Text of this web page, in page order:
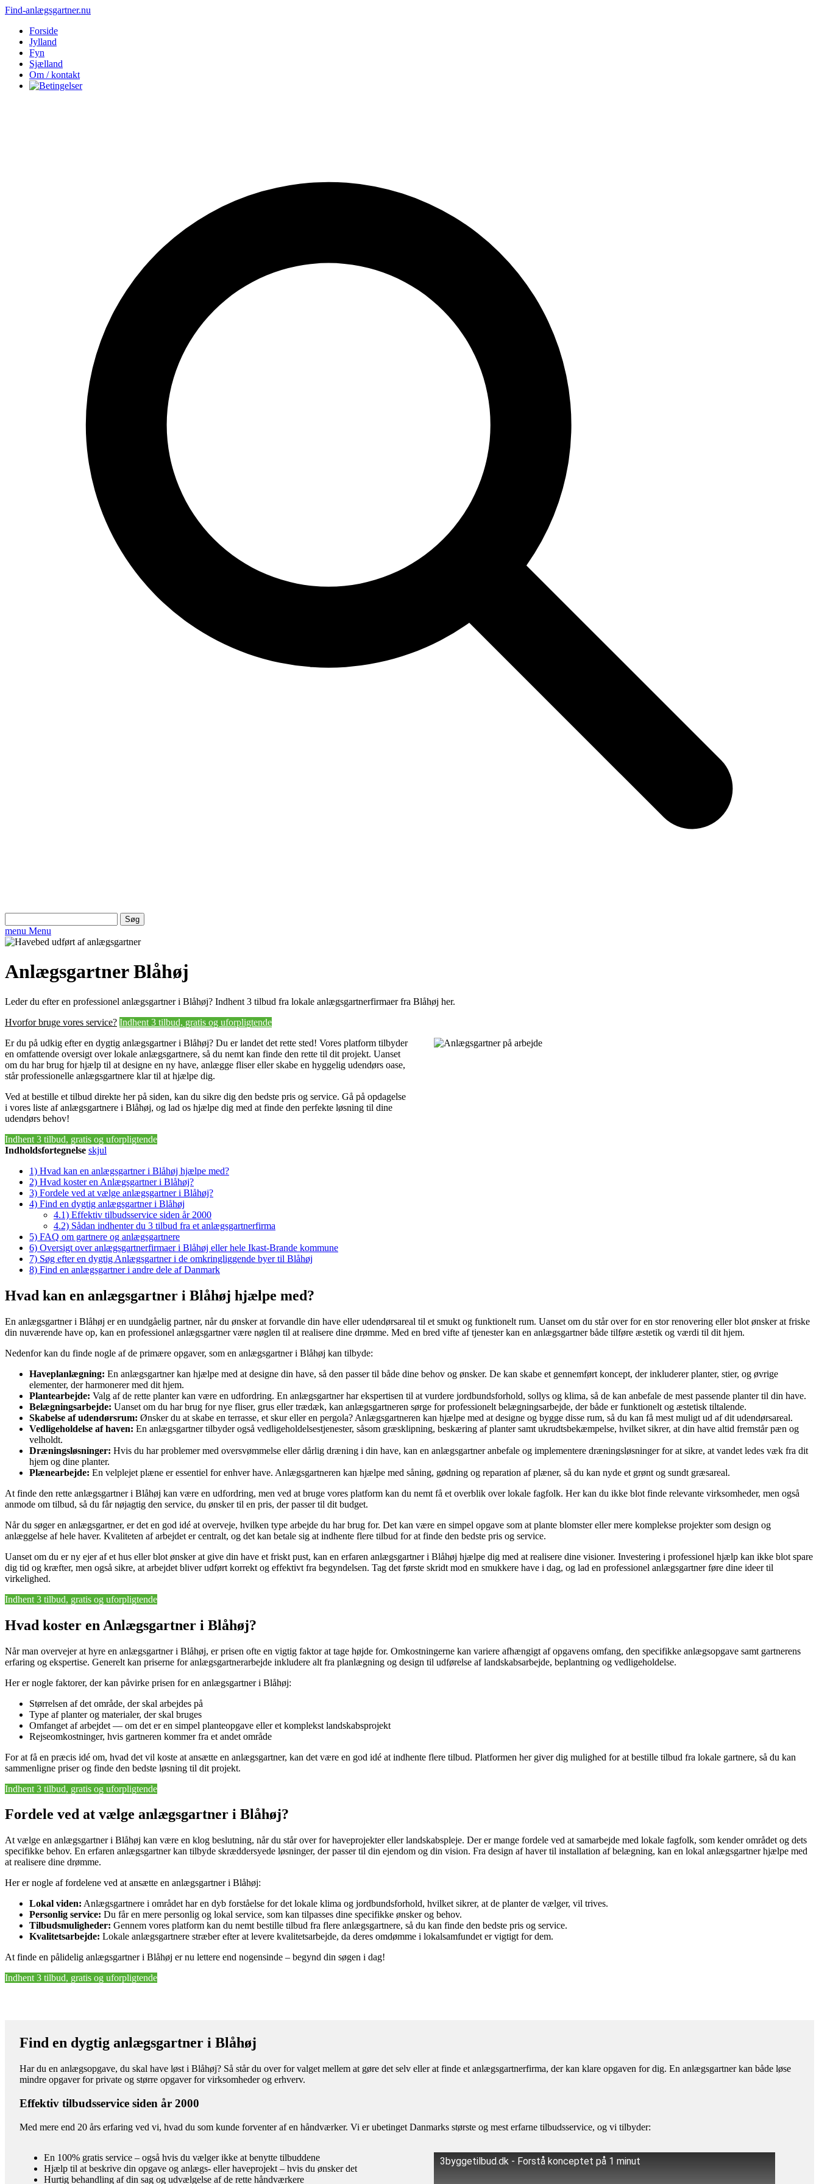
Find-anlægsgartner.nu
Forside
Jylland
Fyn
Sjælland
Om / kontakt
efter:
menu Menu
Anlægsgartner Blåhøj
Leder du efter en professionel anlægsgartner i Blåhøj? Indhent 3 tilbud fra lokale anlægsgartnerfirmaer fra Blåhøj her.
Hvorfor bruge vores service? Indhent 3 tilbud, gratis og uforpligtende
Er du på udkig efter en dygtig anlægsgartner i Blåhøj? Du er landet det rette sted! Vores platform tilbyder
en omfattende oversigt over lokale anlægsgartnere, så du nemt kan finde den rette til dit projekt. Uanset
om du har brug for hjælp til at designe en ny have, anlægge fliser eller skabe en hyggelig udendørs oase,
står professionelle anlægsgartnere klar til at hjælpe dig.
Ved at bestille et tilbud direkte her på siden, kan du sikre dig den bedste pris og service. Gå på opdagelse
i vores liste af anlægsgartnere i Blåhøj, og lad os hjælpe dig med at finde den perfekte løsning til dine
udendørs behov!
Indhent 3 tilbud, gratis og uforpligtende
Indholdsfortegnelse skjul
1) Hvad kan en anlægsgartner i Blåhøj hjælpe med?
2) Hvad koster en Anlægsgartner i Blåhøj?
3) Fordele ved at vælge anlægsgartner i Blåhøj?
4) Find en dygtig anlægsgartner i Blåhøj
4.1) Effektiv tilbudsservice siden år 2000
4.2) Sådan indhenter du 3 tilbud fra et anlægsgartnerfirma
5) FAQ om gartnere og anlægsgartnere
6) Oversigt over anlægsgartnerfirmaer i Blåhøj eller hele Ikast-Brande kommune
7) Søg efter en dygtig Anlægsgartner i de omkringliggende byer til Blåhøj
8) Find en anlægsgartner i andre dele af Danmark
Hvad kan en anlægsgartner i Blåhøj hjælpe med?
En anlægsgartner i Blåhøj er en uundgåelig partner, når du ønsker at forvandle din have eller udendørsareal til et smukt og funktionelt rum. Uanset om du står over for en stor renovering eller blot ønsker at friske
din nuværende have op, kan en professionel anlægsgartner være nøglen til at realisere dine drømme. Med en bred vifte af tjenester kan en anlægsgartner både tilføre æstetik og værdi til dit hjem.
Nedenfor kan du finde nogle af de primære opgaver, som en anlægsgartner i Blåhøj kan tilbyde:
Haveplanlægning: En anlægsgartner kan hjælpe med at designe din have, så den passer til både dine behov og ønsker. De kan skabe et gennemført koncept, der inkluderer planter, stier, og øvrige
elementer, der harmonerer med dit hjem.
Plantearbejde: Valg af de rette planter kan være en udfordring. En anlægsgartner har ekspertisen til at vurdere jordbundsforhold, sollys og klima, så de kan anbefale de mest passende planter til din have.
Belægningsarbejde: Uanset om du har brug for nye fliser, grus eller trædæk, kan anlægsgartneren sørge for professionelt belægningsarbejde, der både er funktionelt og æstetisk tiltalende.
Skabelse af udendørsrum: Ønsker du at skabe en terrasse, et skur eller en pergola? Anlægsgartneren kan hjælpe med at designe og bygge disse rum, så du kan få mest muligt ud af dit udendørsareal.
Vedligeholdelse af haven: En anlægsgartner tilbyder også vedligeholdelsestjenester, såsom græsklipning, beskæring af planter samt ukrudtsbekæmpelse, hvilket sikrer, at din have altid fremstår pæn og
velholdt.
Dræningsløsninger: Hvis du har problemer med oversvømmelse eller dårlig dræning i din have, kan en anlægsgartner anbefale og implementere dræningsløsninger for at sikre, at vandet ledes væk fra dit
hjem og dine planter.
Plænearbejde: En velplejet plæne er essentiel for enhver have. Anlægsgartneren kan hjælpe med såning, gødning og reparation af plæner, så du kan nyde et grønt og sundt græsareal.
At finde den rette anlægsgartner i Blåhøj kan være en udfordring, men ved at bruge vores platform kan du nemt få et overblik over lokale fagfolk. Her kan du ikke blot finde relevante virksomheder, men også
anmode om tilbud, så du får nøjagtig den service, du ønsker til en pris, der passer til dit budget.
Når du søger en anlægsgartner, er det en god idé at overveje, hvilken type arbejde du har brug for. Det kan være en simpel opgave som at plante blomster eller mere komplekse projekter som design og
anlæggelse af hele haver. Kvaliteten af arbejdet er centralt, og det kan betale sig at indhente flere tilbud for at finde den bedste pris og service.
Uanset om du er ny ejer af et hus eller blot ønsker at give din have et friskt pust, kan en erfaren anlægsgartner i Blåhøj hjælpe dig med at realisere dine visioner. Investering i professionel hjælp kan ikke blot spare
dig tid og kræfter, men også sikre, at arbejdet bliver udført korrekt og effektivt fra begyndelsen. Tag det første skridt mod en smukkere have i dag, og lad en professionel anlægsgartner føre dine ideer til
virkelighed.
Indhent 3 tilbud, gratis og uforpligtende
Hvad koster en Anlægsgartner i Blåhøj?
Når man overvejer at hyre en anlægsgartner i Blåhøj, er prisen ofte en vigtig faktor at tage højde for. Omkostningerne kan variere afhængigt af opgavens omfang, den specifikke anlægsopgave samt gartnerens
erfaring og ekspertise. Generelt kan priserne for anlægsgartnerarbejde inkludere alt fra planlægning og design til udførelse af landskabsarbejde, beplantning og vedligeholdelse.
Her er nogle faktorer, der kan påvirke prisen for en anlægsgartner i Blåhøj:
Størrelsen af det område, der skal arbejdes på
Type af planter og materialer, der skal bruges
Omfanget af arbejdet — om det er en simpel planteopgave eller et komplekst landskabsprojekt
Rejseomkostninger, hvis gartneren kommer fra et andet område
For at få en præcis idé om, hvad det vil koste at ansætte en anlægsgartner, kan det være en god idé at indhente flere tilbud. Platformen her giver dig mulighed for at bestille tilbud fra lokale gartnere, så du kan
sammenligne priser og finde den bedste løsning til dit projekt.
Indhent 3 tilbud, gratis og uforpligtende
Fordele ved at vælge anlægsgartner i Blåhøj?
At vælge en anlægsgartner i Blåhøj kan være en klog beslutning, når du står over for haveprojekter eller landskabspleje. Der er mange fordele ved at samarbejde med lokale fagfolk, som kender området og dets
specifikke behov. En erfaren anlægsgartner kan tilbyde skræddersyede løsninger, der passer til din ejendom og din vision. Fra design af haver til installation af belægning, kan en lokal anlægsgartner hjælpe med
at realisere dine drømme.
Her er nogle af fordelene ved at ansætte en anlægsgartner i Blåhøj:
Lokal viden: Anlægsgartnere i området har en dyb forståelse for det lokale klima og jordbundsforhold, hvilket sikrer, at de planter de vælger, vil trives.
Personlig service: Du får en mere personlig og lokal service, som kan tilpasses dine specifikke ønsker og behov.
Tilbudsmuligheder: Gennem vores platform kan du nemt bestille tilbud fra flere anlægsgartnere, så du kan finde den bedste pris og service.
Kvalitetsarbejde: Lokale anlægsgartnere stræber efter at levere kvalitetsarbejde, da deres omdømme i lokalsamfundet er vigtigt for dem.
At finde en pålidelig anlægsgartner i Blåhøj er nu lettere end nogensinde – begynd din søgen i dag!
Indhent 3 tilbud, gratis og uforpligtende
Find en dygtig anlægsgartner i Blåhøj
Har du en anlægsopgave, du skal have løst i Blåhøj? Så står du over for valget mellem at gøre det selv eller at finde et anlægsgartnerfirma, der kan klare opgaven for dig. En anlægsgartner kan både løse
mindre opgaver for private og større opgaver for virksomheder og erhverv.
Effektiv tilbudsservice siden år 2000
Med mere end 20 års erfaring ved vi, hvad du som kunde forventer af en håndværker. Vi er ubetinget Danmarks største og mest erfarne tilbudsservice, og vi tilbyder:
En 100% gratis service – også hvis du vælger ikke at benytte tilbuddene
Hjælp til at beskrive din opgave og anlægs- eller haveprojekt – hvis du ønsker det
Hurtig behandling af din sag og udvælgelse af de rette håndværkere
3byggetilbud.dk - Forstå konceptet på 1 minut